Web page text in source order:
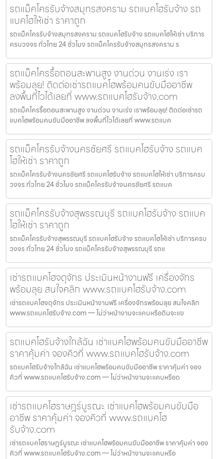
รถแม็คโครรับจ้างสมุทรสงคราม รถแบคโฮรับจ้าง รถ
แบคโฮให้เช่า ราคาถูก
รถแม็คโครรับจ้างสมุทรสงคราม รถแบคโฮรับจ้าง รถแบคโฮให้เช่า บริการ
ครบวงจร ทั่วไทย 24 ชั่วโมง รถแม็คโครรับจ้างสมุทรสงคราม ร
รถแม็คโครรื้อถอนสะพานสูง งานด่วน งานเร่ง เรา
พร้อมลุย! ติดต่อเช่ารถแบคโฮพร้อมคนขับมืออาชีพ
ลงพื้นที่ไวได้เลยที่ www.รถแบคโฮรับจ้าง.com
รถแม็คโครรื้อถอนสะพานสูง งานด่วน งานเร่ง เราพร้อมลุย! ติดต่อเช่ารถ
แบคโฮพร้อมคนขับมืออาชีพ ลงพื้นที่ไวได้เลยที่ www.รถแบค
รถแม็คโครรับจ้างนครชัยศรี รถแบคโฮรับจ้าง รถแบค
โฮให้เช่า ราคาถูก
รถแม็คโครรับจ้างนครชัยศรี รถแบคโฮรับจ้าง รถแบคโฮให้เช่า บริการครบ
วงจร ทั่วไทย 24 ชั่วโมง รถแม็คโครรับจ้างนครชัยศรี รถแบค
รถแม็คโครรับจ้างสุพรรณบุรี รถแบคโฮรับจ้าง รถแบค
โฮให้เช่า ราคาถูก
รถแม็คโครรับจ้างสุพรรณบุรี รถแบคโฮรับจ้าง รถแบคโฮให้เช่า บริการครบ
วงจร ทั่วไทย 24 ชั่วโมง รถแม็คโครรับจ้างสุพรรณบุรี รถแ
เช่ารถแบคโฮจตุจักร ประเมินหน้างานฟรี เครื่องจักร
พร้อมลุย สนใจคลิก www.รถแบคโฮรับจ้าง.com
เช่ารถแบคโฮจตุจักร ประเมินหน้างานฟรี เครื่องจักรพร้อมลุย สนใจคลิก
www.รถแบคโฮรับจ้าง.com — ไม่ว่าหน้างานจะแคบหรือดินจะแข
รถแบคโฮรับจ้างใกล้ฉัน เช่าแบคโฮพร้อมคนขับมืออาชีพ
ราคาคุ้มค่า จองคิวที่ www.รถแบคโฮรับจ้าง.com
รถแบคโฮรับจ้างใกล้ฉัน เช่าแบคโฮพร้อมคนขับมืออาชีพ ราคาคุ้มค่า จอง
คิวที่ www.รถแบคโฮรับจ้าง.com — ไม่ว่าหน้างานจะแคบหรือด
เช่ารถแบคโฮราษฎร์บูรณะ เช่าแบคโฮพร้อมคนขับมือ
อาชีพ ราคาคุ้มค่า จองคิวที่ www.รถแบคโฮ
รับจ้าง.com
เช่ารถแบคโฮราษฎร์บูรณะ เช่าแบคโฮพร้อมคนขับมืออาชีพ ราคาคุ้มค่า จอง
คิวที่ www.รถแบคโฮรับจ้าง.com — ไม่ว่าหน้างานจะแคบหรือ